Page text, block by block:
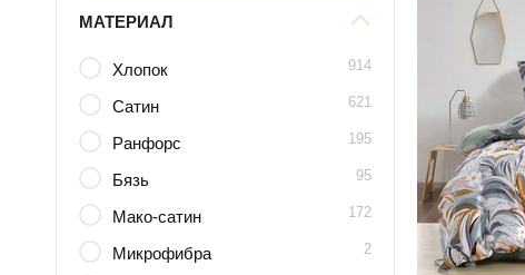
МАТЕРИАЛ
Хлопок 914
Сатин 621
Ранфорс 195
Бязь 95
Мако-сатин 172
Микрофибра 2